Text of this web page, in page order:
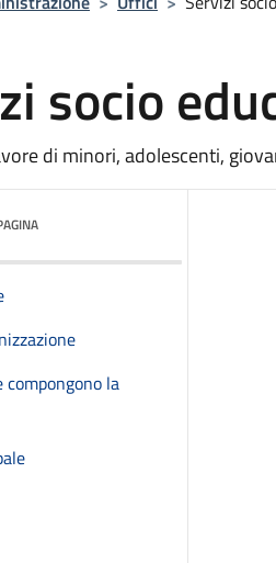
socio
di minori, adolescenti,
compongono la